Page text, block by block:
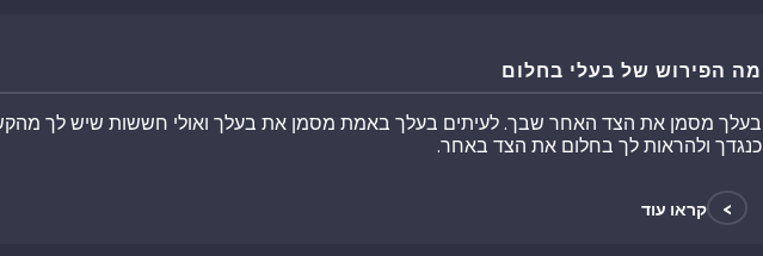
מה הפירוש של בעלי בחלום
בעלך מסמן את הצד האחר שבך. לעיתים בעלך באמת מסמן את בעלך ואולי חששות שיש לך
כנגדך ולהראות לך בחלום את הצד באחר.
> קראו עוד